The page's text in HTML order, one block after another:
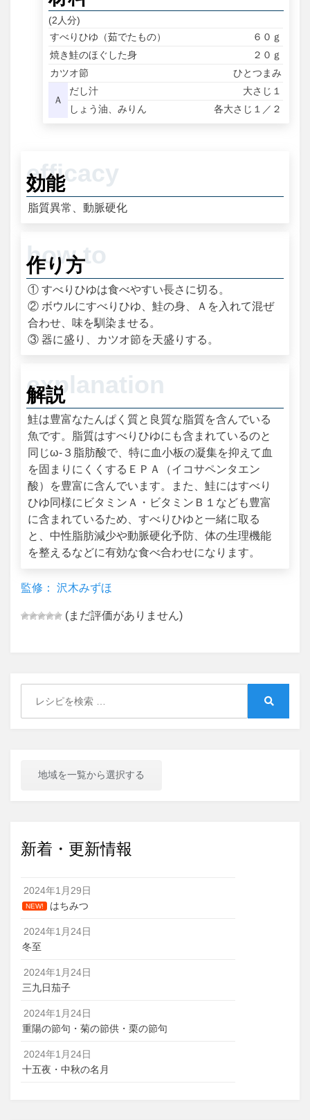
(2人分)
すべりひゆ（茹でたもの）
６０ｇ
焼き鮭のほぐした身
２０ｇ
カツオ節
ひとつまみ
Ａ
だし汁
大さじ１
しょう油、みりん
各大さじ１／２
効能
脂質異常、動脈硬化
作り方
① すべりひゆは食べやすい長さに切る。
② ボウルにすべりひゆ、鮭の身、Ａを入れて混ぜ
合わせ、味を馴染ませる。
③ 器に盛り、カツオ節を天盛りする。
解説
鮭は豊富なたんぱく質と良質な脂質を含んでいる
魚です。脂質はすべりひゆにも含まれているのと
同じω‐３脂肪酸で、特に血小板の凝集を抑えて血
を固まりにくくするＥＰＡ（イコサペンタエン
酸）を豊富に含んでいます。また、鮭にはすべり
ひゆ同様にビタミンＡ・ビタミンＢ１なども豊富
に含まれているため、すべりひゆと一緒に取る
と、中性脂肪減少や動脈硬化予防、体の生理機能
を整えるなどに有効な食べ合わせになります。
監修： 沢木みずほ
(まだ評価がありません)
地域を一覧から選択する
新着・更新情報
2024年1月29日
NEW! はちみつ
2024年1月24日
冬至
2024年1月24日
三九日茄子
2024年1月24日
重陽の節句・菊の節供・栗の節句
2024年1月24日
十五夜・中秋の名月